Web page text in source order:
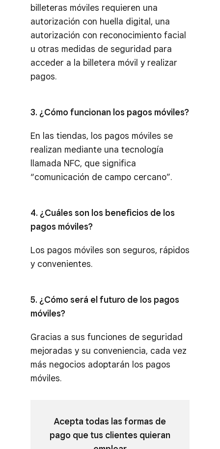
billeteras móviles requieren una
autorización con huella digital, una
autorización con reconocimiento facial
u otras medidas de seguridad para
acceder a la billetera móvil y realizar
pagos.
3. ¿Cómo funcionan los pagos móviles?
En las tiendas, los pagos móviles se
realizan mediante una tecnología
llamada NFC, que significa
“comunicación de campo cercano”.
4. ¿Cuáles son los beneficios de los
pagos móviles?
Los pagos móviles son seguros, rápidos
y convenientes.
5. ¿Cómo será el futuro de los pagos
móviles?
Gracias a sus funciones de seguridad
mejoradas y su conveniencia, cada vez
más negocios adoptarán los pagos
móviles.
Acepta todas las formas de
pago que tus clientes quieran